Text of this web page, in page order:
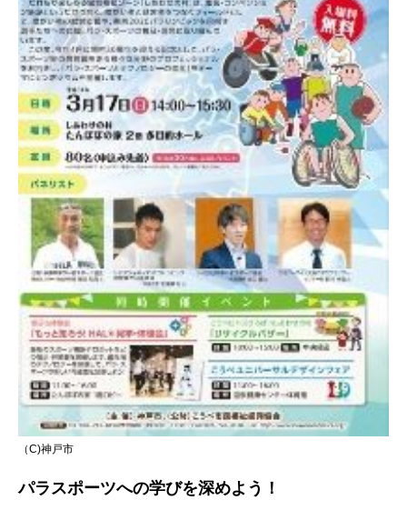
（C)神戸市
パラスポーツへの学びを深めよう！